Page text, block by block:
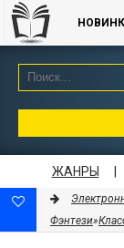
ЖАНРЫ
Фэнтези»